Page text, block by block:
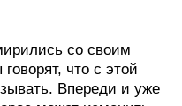
со своим
что с этой
Впереди и уже